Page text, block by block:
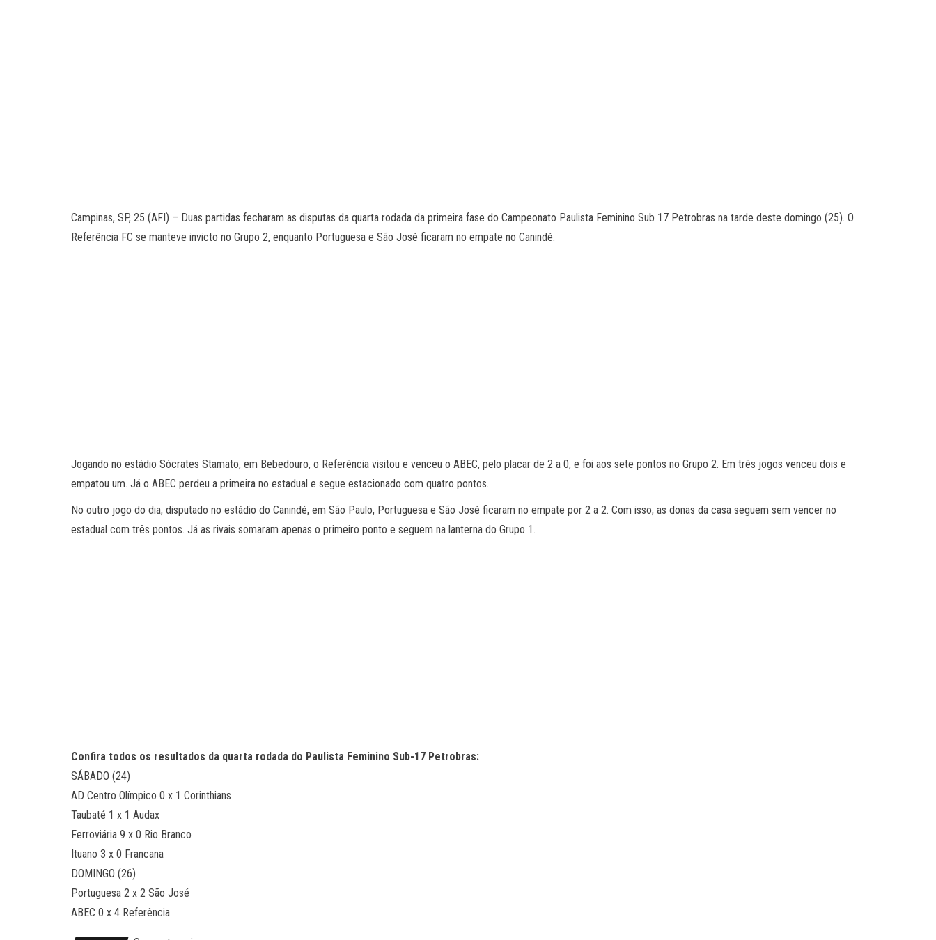
Campinas, SP, 25 (AFI) – Duas partidas fecharam as disputas da quarta rodada da primeira fase do Campeonato Paulista Feminino Sub 17 Petrobras na tarde deste domingo (25). O
Referência FC se manteve invicto no Grupo 2, enquanto Portuguesa e São José ficaram no empate no Canindé.
Jogando no estádio Sócrates Stamato, em Bebedouro, o Referência visitou e venceu o ABEC, pelo placar de 2 a 0, e foi aos sete pontos no Grupo 2. Em três jogos venceu dois e
empatou um. Já o ABEC perdeu a primeira no estadual e segue estacionado com quatro pontos.
No outro jogo do dia, disputado no estádio do Canindé, em São Paulo, Portuguesa e São José ficaram no empate por 2 a 2. Com isso, as donas da casa seguem sem vencer no
estadual com três pontos. Já as rivais somaram apenas o primeiro ponto e seguem na lanterna do Grupo 1.
Confira todos os resultados da quarta rodada do Paulista Feminino Sub-17 Petrobras:
SÁBADO (24)
AD Centro Olímpico 0 x 1 Corinthians
Taubaté 1 x 1 Audax
Ferroviária 9 x 0 Rio Branco
Ituano 3 x 0 Francana
DOMINGO (26)
Portuguesa 2 x 2 São José
ABEC 0 x 4 Referência